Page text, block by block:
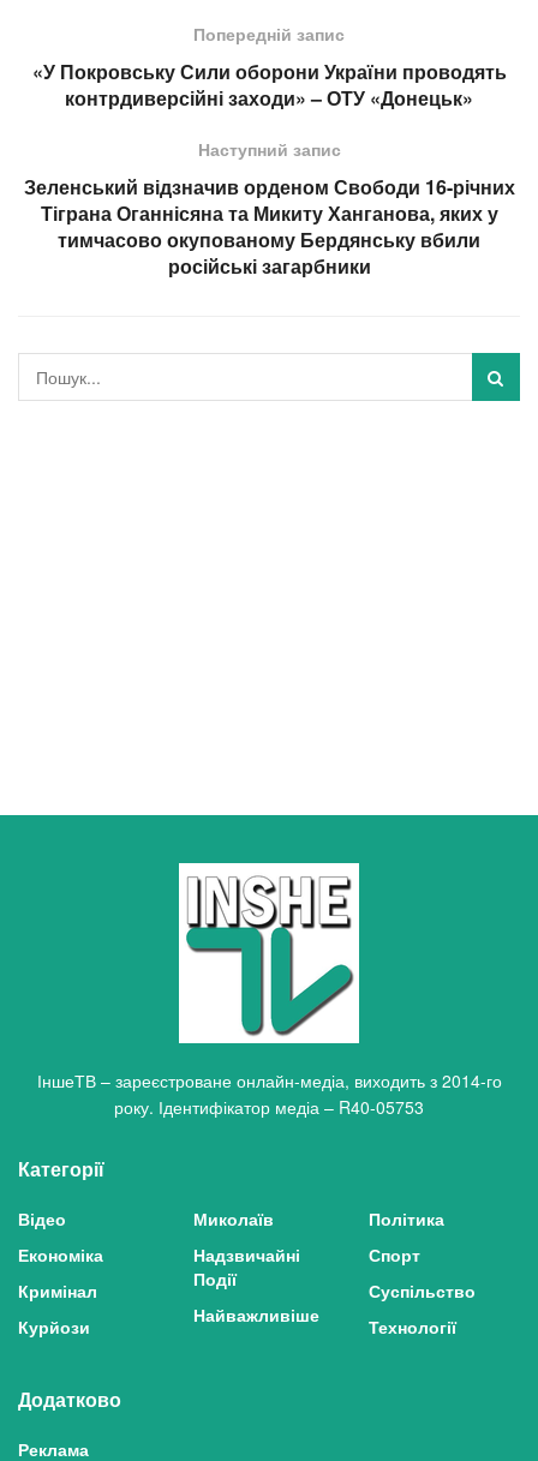
Попередній запис
«У Покровську Сили оборони України проводять
контрдиверсійні заходи» – ОТУ «Донецьк»
Наступний запис
Зеленський відзначив орденом Свободи 16-річних
Тіграна Оганнісяна та Микиту Ханганова, яких у
тимчасово окупованому Бердянську вбили
російські загарбники
ІншеТВ – зареєстроване онлайн-медіа, виходить з 2014-го
року. Ідентифікатор медіа – R40-05753
Категорії
Відео
Економіка
Кримінал
Курйози
Миколаїв
Надзвичайні
Події
Найважливіше
Політика
Спорт
Суспільство
Технології
Додатково
Реклама